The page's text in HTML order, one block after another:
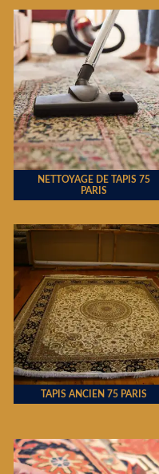
NETTOYAGE DE TAPIS 75
PARIS
TAPIS ANCIEN 75 PARIS